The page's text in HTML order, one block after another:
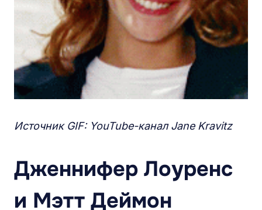
Источник GIF: YouTube-канал Jane Kravitz
Дженнифер Лоуренс
и Мэтт Деймон